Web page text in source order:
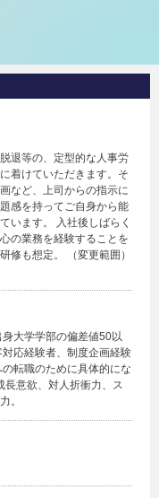
退等の、定型的な人事労
着けていただきます。そ
など、上司からの指示に
感を持ってご自身から能
います。 入社後しばらく
の業務を経験することを
修も想定。 （変更範囲）
大学学部の偏差値50以
応経験者、制度企画経験
転職のために具体的にな
意欲、対人折衝力、ス
。